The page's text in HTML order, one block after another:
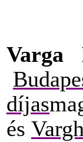
Varga
díjas
és